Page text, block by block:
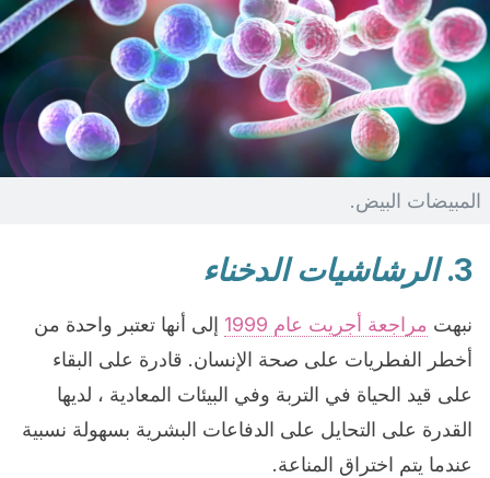
المبيضات البيض.
3. الرشاشيات الدخناء
نبهت مراجعة أجريت عام 1999
إلى أنها تعتبر واحدة من
أخطر الفطريات على صحة الإنسان. قادرة على البقاء
على قيد الحياة في التربة وفي البيئات المعادية ، لديها
القدرة على التحايل على الدفاعات البشرية بسهولة نسبية
عندما يتم اختراق المناعة.